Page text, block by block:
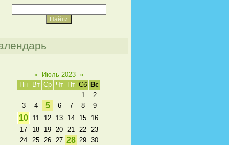
« Июль 2023 »
Пн
Вт Ср Чт Пт Сб Вс
1
2
3
4 5 6 7 8 9
10 11 12 13 14 15
16
17
18 19 20 21 22
23
24
25 26 27 28 29 30